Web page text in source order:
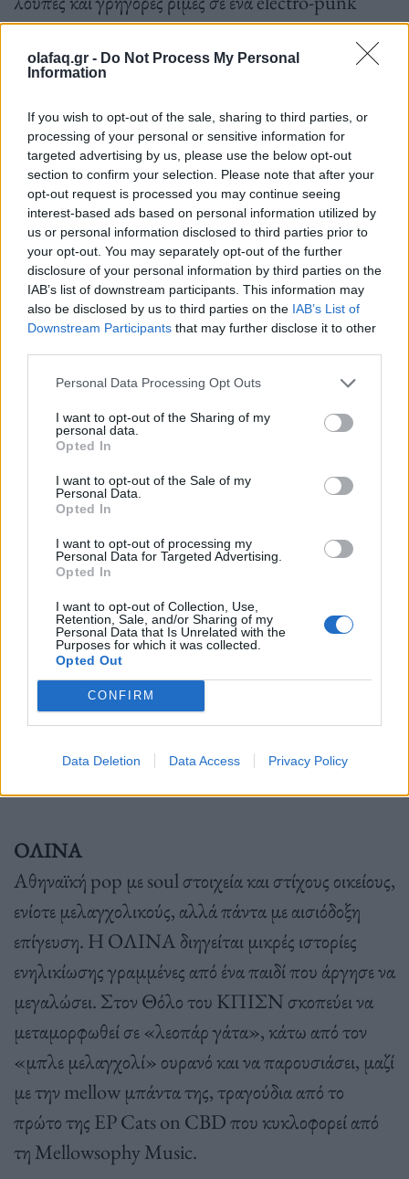
olafaq.gr - Do Not Process My Personal
Information
If you wish to opt-out of the sale, sharing to third parties, or
processing of your personal or sensitive information for
targeted advertising by us, please use the below opt-out
section to confirm your selection. Please note that after your
opt-out request is processed you may continue seeing
interest-based ads based on personal information utilized by
us or personal information disclosed to third parties prior to
your opt-out. You may separately opt-out of the further
disclosure of your personal information by third parties on the
IAB’s list of downstream participants. This information may
also be disclosed by us to third parties on the IAB’s List of
Downstream Participants that may further disclose it to other
Personal Data Processing Opt Outs
I want to opt-out of the Sharing of my
personal data.
Opted In
I want to opt-out of the Sale of my
Personal Data.
Opted In
I want to opt-out of processing my
Personal Data for Targeted Advertising.
Opted In
I want to opt-out of Collection, Use,
Retention, Sale, and/or Sharing of my
Personal Data that Is Unrelated with the
Purposes for which it was collected.
Opted Out
CONFIRM
Data Deletion Data Access Privacy Policy
ιδίωμα με synth-pop αισθητική και ελληνικό στίχο.
Ένα -εκτός πλαισίου- ηχητικό μείγμα
πόδια να πετάνε.
ΟΛΙΝΑ
Αθηναϊκή pop με soul στοιχεία και στίχους οικείους,
ενίοτε μελαγχολικούς, αλλά πάντα με αισιόδοξη
επίγευση. Η ΟΛΙΝΑ διηγείται μικρές ιστορίες
ενηλικίωσης γραμμένες από ένα παιδί που άργησε να
μεγαλώσει. Στον Θόλο του ΚΠΙΣΝ σκοπεύει να
μεταμορφωθεί σε «λεοπάρ γάτα», κάτω από τον
«μπλε μελαγχολί» ουρανό και να παρουσιάσει, μαζί
με την mellow μπάντα της, τραγούδια από το
πρώτο της EP Cats on CBD που κυκλοφορεί από
τη Mellowsophy Music.